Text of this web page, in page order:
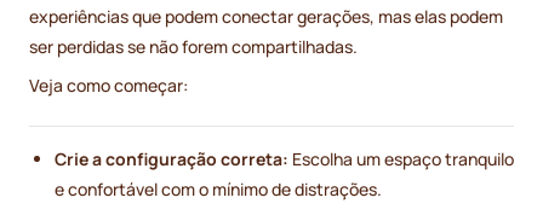
experiências que podem conectar gerações, mas elas podem
ser perdidas se não forem compartilhadas.
Veja como começar:
Crie a configuração correta: Escolha um espaço tranquilo
e confortável com o mínimo de distrações.